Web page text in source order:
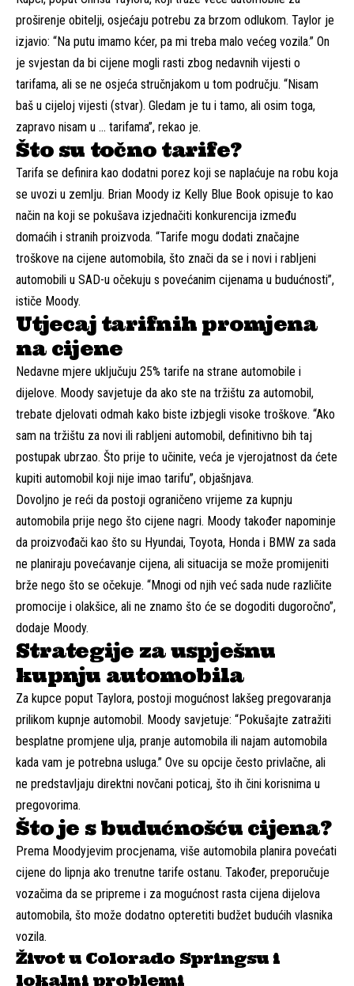
proširenje obitelji, osjećaju potrebu za brzom odlukom. Taylor je
izjavio: “Na putu imamo kćer, pa mi treba malo većeg vozila.” On
je svjestan da bi cijene mogli rasti zbog nedavnih vijesti o
tarifama, ali se ne osjeća stručnjakom u tom području. “Nisam
baš u cijeloj vijesti (stvar). Gledam je tu i tamo, ali osim toga,
zapravo nisam u … tarifama”, rekao je.
Što su točno tarife?
Tarifa se definira kao dodatni porez koji se naplaćuje na robu koja
se uvozi u zemlju. Brian Moody iz Kelly Blue Book opisuje to kao
način na koji se pokušava izjednačiti konkurencija između
domaćih i stranih proizvoda. “Tarife mogu dodati značajne
troškove na cijene automobila, što znači da se i novi i rabljeni
automobili u SAD-u očekuju s povećanim cijenama u budućnosti”,
ističe Moody.
Utjecaj tarifnih promjena
na cijene
Nedavne mjere uključuju 25% tarife na strane automobile i
dijelove. Moody savjetuje da ako ste na tržištu za automobil,
trebate djelovati odmah kako biste izbjegli visoke troškove. “Ako
sam na tržištu za novi ili rabljeni automobil, definitivno bih taj
postupak ubrzao. Što prije to učinite, veća je vjerojatnost da ćete
kupiti automobil koji nije imao tarifu”, objašnjava.
Dovoljno je reći da postoji ograničeno vrijeme za kupnju
automobila prije nego što cijene nagri. Moody također napominje
da proizvođači kao što su Hyundai, Toyota, Honda i BMW za sada
ne planiraju povećavanje cijena, ali situacija se može promijeniti
brže nego što se očekuje. “Mnogi od njih već sada nude različite
promocije i olakšice, ali ne znamo što će se dogoditi dugoročno”,
dodaje Moody.
Strategije za uspješnu
kupnju automobila
Za kupce poput Taylora, postoji mogućnost lakšeg pregovaranja
prilikom kupnje automobil. Moody savjetuje: “Pokušajte zatražiti
besplatne promjene ulja, pranje automobila ili najam automobila
kada vam je potrebna usluga.” Ove su opcije često privlačne, ali
ne predstavljaju direktni novčani poticaj, što ih čini korisnima u
pregovorima.
Što je s budućnošću cijena?
Prema Moodyjevim procjenama, više automobila planira povećati
cijene do lipnja ako trenutne tarife ostanu. Također, preporučuje
vozačima da se pripreme i za mogućnost rasta cijena dijelova
automobila, što može dodatno opteretiti budžet budućih vlasnika
vozila.
Život u Colorado Springsu i
lokalni problemi